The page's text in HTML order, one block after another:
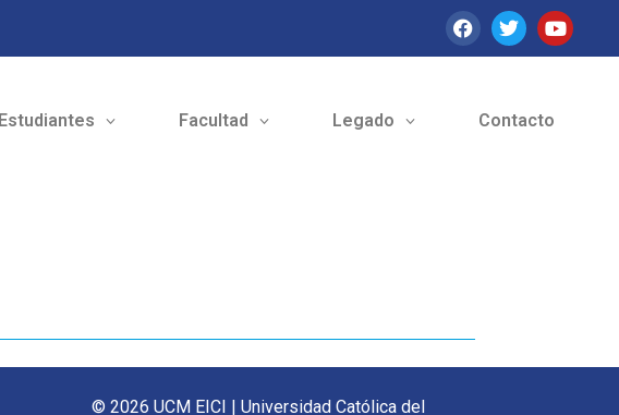
Estudiantes Facultad Legado Contacto
© 2026 UCM EICI | Universidad Católica del